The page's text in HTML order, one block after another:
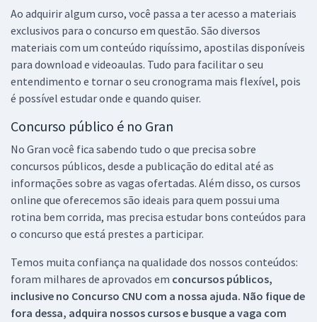
Ao adquirir algum curso, você passa a ter acesso a materiais
exclusivos para o concurso em questão. São diversos
materiais com um conteúdo riquíssimo, apostilas disponíveis
para download e videoaulas. Tudo para facilitar o seu
entendimento e tornar o seu cronograma mais flexível, pois
é possível estudar onde e quando quiser.
Concurso público é no Gran
No Gran você fica sabendo tudo o que precisa sobre
concursos públicos, desde a publicação do edital até as
informações sobre as vagas ofertadas. Além disso, os cursos
online que oferecemos são ideais para quem possui uma
rotina bem corrida, mas precisa estudar bons conteúdos para
o concurso que está prestes a participar.
Temos muita confiança na qualidade dos nossos conteúdos:
foram milhares de aprovados em concursos públicos,
inclusive no Concurso CNU com a nossa ajuda. Não fique de
fora dessa, adquira nossos cursos e busque a vaga com